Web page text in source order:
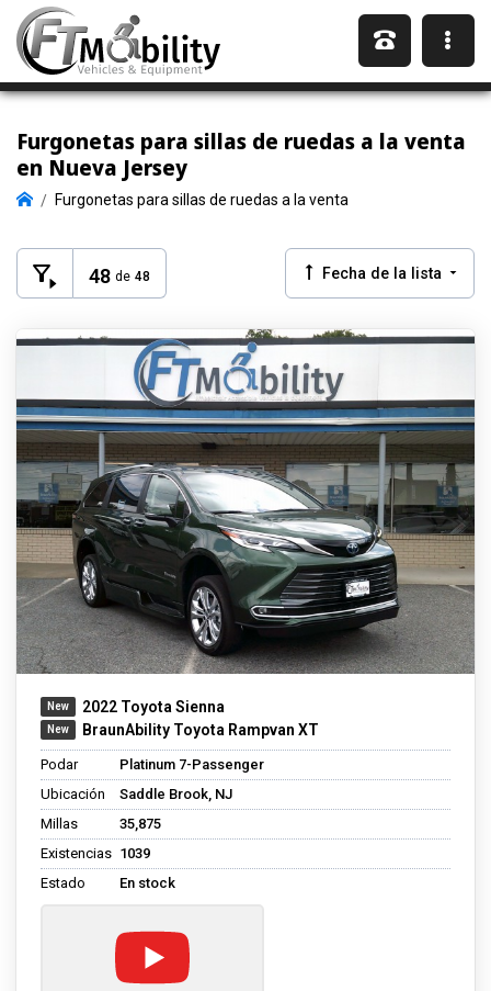
Furgonetas para sillas de ruedas a la venta
en Nueva Jersey
Furgonetas para sillas de ruedas a la venta
48 de 48 Fecha de la lista
2022 Toyota Sienna
BraunAbility Toyota Rampvan XT
Podar
Platinum 7-Passenger
Ubicación
Saddle Brook, NJ
Millas
35,875
Existencias 1039
Estado
En stock